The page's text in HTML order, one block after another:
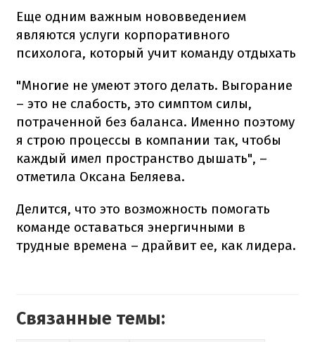
Еще одним важным нововведением
являются услуги корпоративного
психолога, который учит команду отдыхать
"Многие не умеют этого делать. Выгорание
– это не слабость, это симптом силы,
потраченной без баланса. Именно поэтому
я строю процессы в компании так, чтобы
каждый имел пространство дышать", –
отметила Оксана Беляева.
Делится, что это возможность помогать
команде оставаться энергичными в
трудные времена – драйвит ее, как лидера.
Связанные темы: